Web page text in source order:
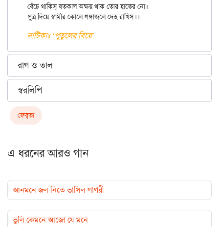
বেঁচে থাকিস্ যতকাল অক্ষয় থাক তোর হাতের নো।
নাটিকাঃ ‘পুতুলের বিয়ে’
রাগ ও তাল
স্বরলিপি
ফের্‌তা
এ ধরনের আরও গান
আন্‌মনে জল নিতে ভাসিল গাগরী
ভুলি কেমনে আজো যে মনে